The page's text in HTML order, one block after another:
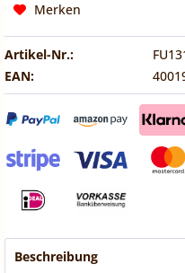
Merken
Artikel-Nr.:
EAN:
Beschreibung